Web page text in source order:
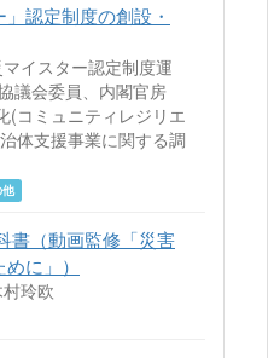
」認定制度の創設・
イスター認定制度運
議会委員、内閣官房
(コミュニティレジリエ
体支援事業に関する調
他
書（動画監修「災害
に」）
玲欧